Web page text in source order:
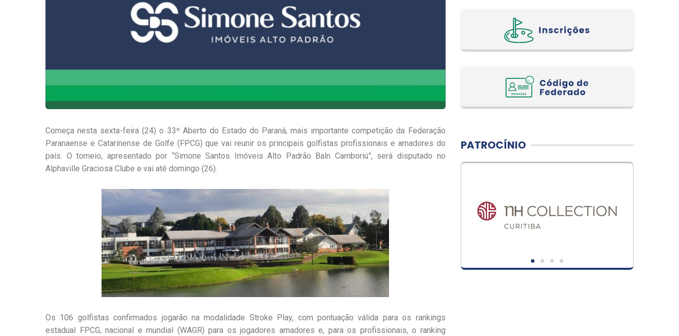
Começa nesta sexta-feira (24) o 33º Aberto do Estado do Paraná, mais importante competição da Federação
Paranaense e Catarinense de Golfe (FPCG) que vai reunir os principais golfistas profissionais e amadores do
país. O torneio, apresentado por “Simone Santos Imóveis Alto Padrão Baln Camboriú”, será disputado no
Alphaville Graciosa Clube e vai até domingo (26).
Os 106 golfistas confirmados jogarão na modalidade Stroke Play, com pontuação válida para os rankings
estadual FPCG, nacional e mundial (WAGR) para os jogadores amadores e, para os profissionais, o ranking
PATROCÍNIO